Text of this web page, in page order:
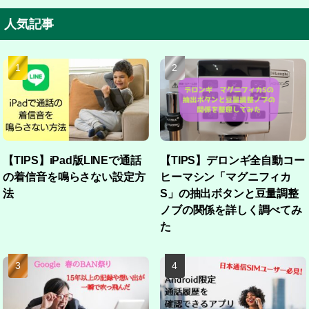
人気記事
【TIPS】iPad版LINEで通話
の着信音を鳴らさない設定方
法
【TIPS】デロンギ全自動コー
ヒーマシン「マグニフィカ
S」の抽出ボタンと豆量調整
ノブの関係を詳しく調べてみ
た